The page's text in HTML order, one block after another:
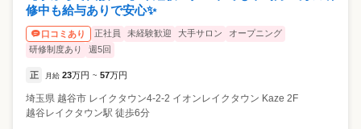
修中も給与ありで安心✨
口コミあり 正社員 未経験歓迎 大手サロン
オープニング
研修制度あり
週5回
正 月給 23万円 ~ 57万円
埼玉県 越谷市 レイクタウン4-2-2 イオンレイクタウン Kaze 2F
越谷レイクタウン駅 徒歩6分